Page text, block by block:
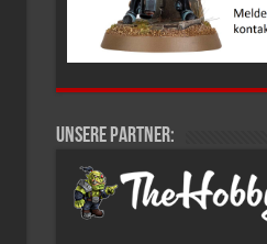
Unsere Partner: